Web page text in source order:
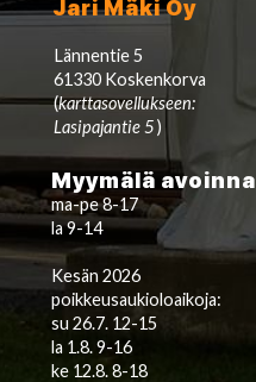
Jari Mäki Oy
Lännentie 5
61330 Koskenkorva
(karttasovellukseen:
Lasipajantie 5)
Myymälä avoinna
ma-pe 8-17
la 9-14
Kesän 2026
poikkeusaukioloaikoja:
su 26.7. 12-15
la 1.8. 9-16
ke 12.8. 8-18